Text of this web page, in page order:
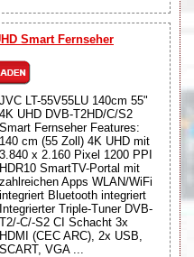
Smart Fernseher
JVC LT-55V55LU 140cm 55"
4K UHD DVB-T2HD/C/S2
Smart Fernseher Features:
140 cm (55 Zoll) 4K UHD mit
3.840 x 2.160 Pixel 1200 PPI
HDR10 SmartTV-Portal mit
zahlreichen Apps WLAN/WiFi
integriert Bluetooth integriert
Integrierter Triple-Tuner DVB-
T2/-C/-S2 CI Schacht 3x
HDMI (CEC ARC), 2x USB,
SCART, VGA ...